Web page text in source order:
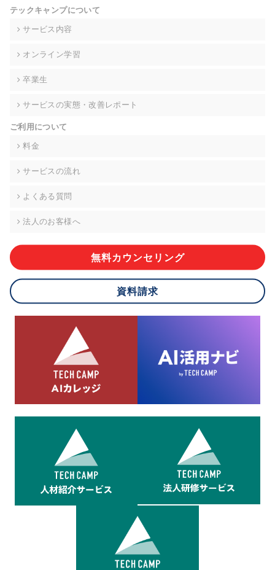
高い委託先を選定し、個人情報の適正管理・機密保持について
個人情報の開示等(利用目的の通知、開示、内容の訂正・追加・
て、下記の当社問合わせ窓口に申し出ることができます。その
的な期間内に対応いたします。ただし、申請が本人確認が不可
により、ご希望に添えない場合があります。 なお、アクセスロ
グなどの個人情報以外の情報については、原則として開示等は
株式会社div 個人情報問合せ窓口
メールアドレス:privacy_policy@di-v.co.jp
ご本人様が当社に個人情報を提供されるかどうかは任意による
応ができない場合があります。
8.cookieにより取得・分析した情報とその利用について
当社は第三者が運営するデータ・マネジメント・プラットフォ
ームからcookieにより収集されたウェブの閲覧機歴及びその分
析結果を取得し、これをお客様の個人データと結びつけた上
で、広告配信等の目的で利用いたします。
テックキャンプについて
サービス内容
オンライン学習
卒業生
サービスの実態・改善レポート
ご利用について
料金
サービスの流れ
よくある質問
法人のお客様へ
無料カウンセリング
資料請求